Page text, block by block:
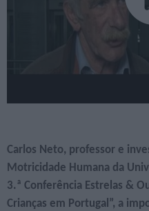
Carlos Neto, professor e
Motricidade Humana da
3.ª Conferência Estrelas &
Crianças em Portugal”, a